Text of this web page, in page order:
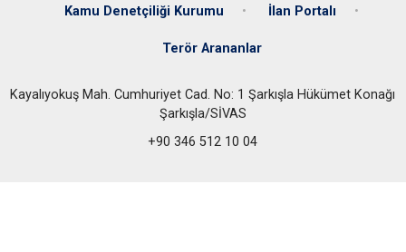
Kamu Denetçiliği Kurumu İlan Portalı
Terör Arananlar
Kayalıyokuş Mah. Cumhuriyet Cad. No: 1 Şarkışla Hükümet Konağı
Şarkışla/SİVAS
+90 346 512 10 04